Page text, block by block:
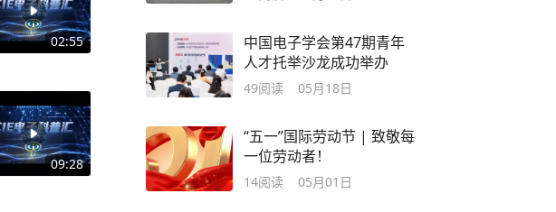
02:55
09:28
中国电子学会第47期青年
人才托举沙龙成功举办
49阅读 05月18日
“五一”国际劳动节 | 致敬每
一位劳动者！
14阅读 05月01日